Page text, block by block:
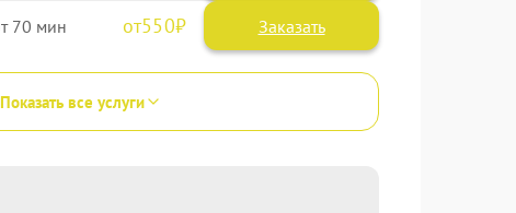
70 550
Показать все услуги